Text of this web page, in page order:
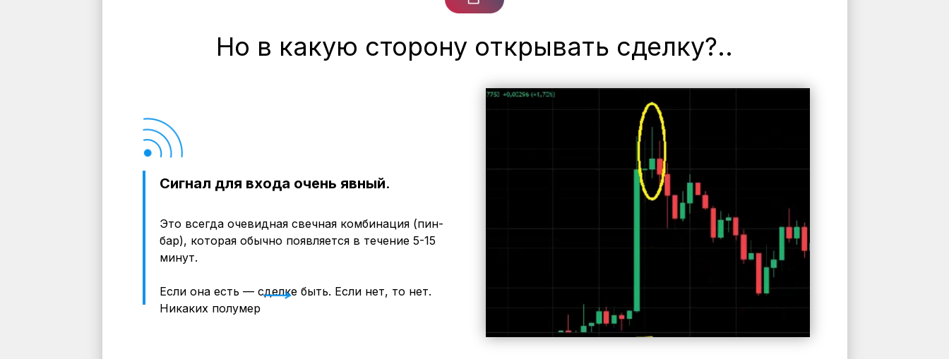
Но в какую сторону открывать сделку?..
Это всегда очевидная свечная комбинация (пин-
бар), которая обычно появляется в течение 5-15
минут.
Если она есть — сделке быть. Если нет, то нет.
Никаких полумер
Сигнал для входа очень явный.